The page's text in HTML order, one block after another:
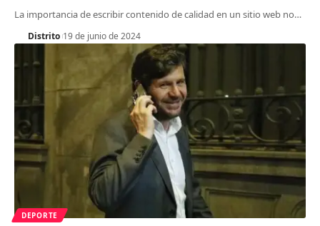
La importancia de escribir contenido de calidad en un sitio web no…
Distrito 19 de junio de 2024
DEPORTE